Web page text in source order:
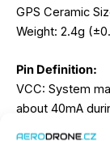
GPS Ceramic
Weight: 2.4g
Pin Definition:
VCC: System
about 40mA